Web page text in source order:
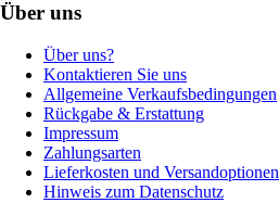
Über uns
Über uns?
Kontaktieren Sie uns
Allgemeine Verkaufsbedingungen
Rückgabe & Erstattung
Impressum
Zahlungsarten
Lieferkosten und Versandoptionen
Hinweis zum Datenschutz